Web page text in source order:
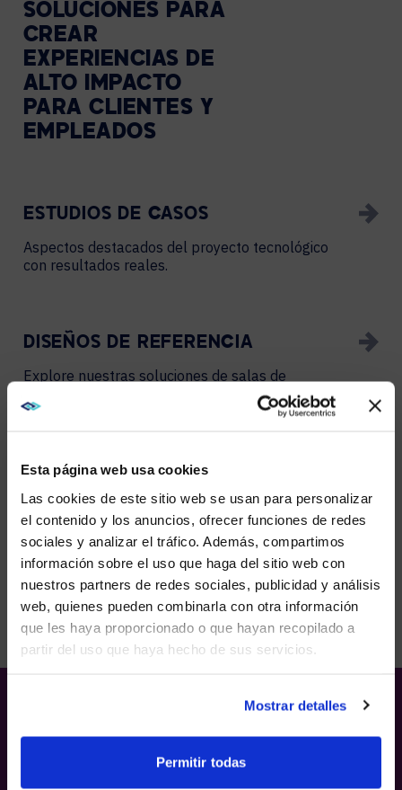
Esta página web usa cookies
Las cookies de este sitio web se usan para personalizar
el contenido y los anuncios, ofrecer funciones de redes
sociales y analizar el tráfico. Además, compartimos
información sobre el uso que haga del sitio web con
nuestros partners de redes sociales, publicidad y análisis
web, quienes pueden combinarla con otra información
que les haya proporcionado o que hayan recopilado a
partir del uso que haya hecho de sus servicios.
Mostrar detalles
Permitir todas
SOLUCIONES PARA
CREAR
EXPERIENCIAS DE
ALTO IMPACTO
PARA CLIENTES Y
EMPLEADOS
ESTUDIOS DE CASOS
Aspectos destacados del proyecto tecnológico
con resultados reales.
DISEÑOS DE REFERENCIA
Explore nuestras soluciones de salas de
reuniones con las principales soluciones AV y
UC.
EVENTOS PARA CLIENTES
Los eventos del AVI-SPL se centran en la
innovación y la agilidad empresarial, reuniendo
a líderes de opinión e innovadores para
compartir ideas sobre nuevas formas de
trabajar y colaborar.
Vea cómo elevamos eventos y
entornos a través de soluciones
WE NOTICED YOU'RE IN USA.
instead?
YES, TAKE ME THERE
NO, STAY ON THIS SITE